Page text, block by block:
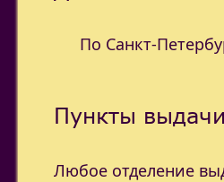
По Санкт-
Пункты
Любое отделение